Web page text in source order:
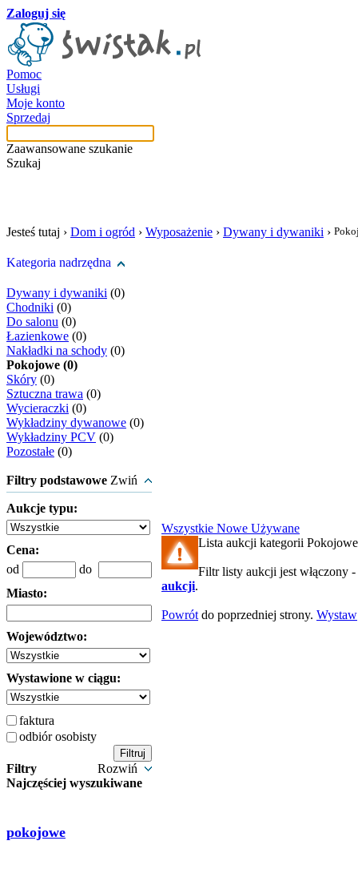
Zaloguj się
Pomoc
Usługi
Moje konto
Sprzedaj
Zaawansowane szukanie
Szukaj
Jesteś tutaj › Dom i ogród › Wyposażenie › Dywany i dywaniki ›
Kategoria nadrzędna
Dywany i dywaniki (0)
Chodniki (0)
Do salonu (0)
Łazienkowe (0)
Nakładki na schody (0)
Pokojowe (0)
Skóry (0)
Sztuczna trawa (0)
Wycieraczki (0)
Wykładziny dywanowe (0)
Wykładziny PCV (0)
Pozostałe (0)
Filtry podstawowe Zwiń
Aukcje typu:
Cena:
od
do
Miasto:
Województwo:
Wystawione w ciągu:
faktura
odbiór osobisty
Filtry
Rozwiń
Najczęściej wyszukiwane
pokojowe
Wszystkie Nowe Używane
Lista aukcji kategorii
Filtr listy aukcji jest włączony -
aukcji.
Powrót do poprzedniej strony. Wystaw